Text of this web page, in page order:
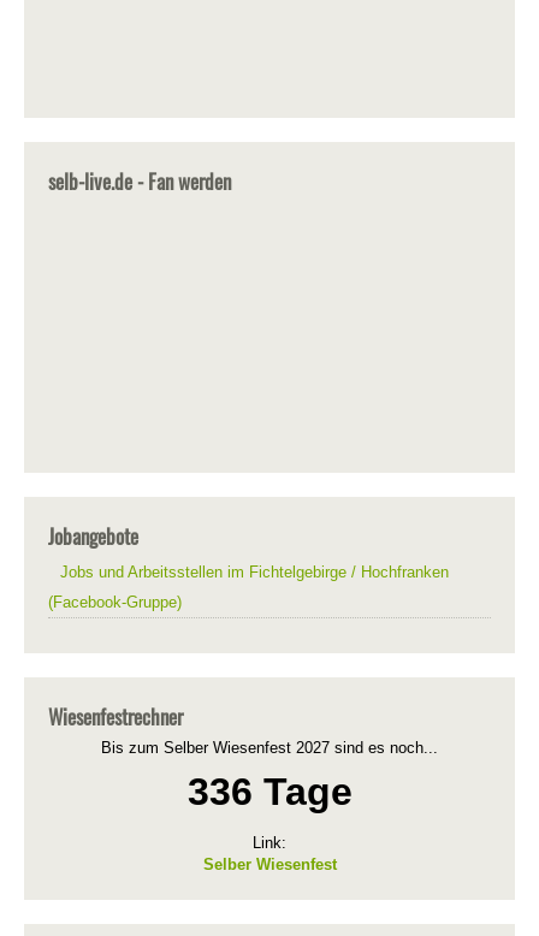
selb-live.de - Fan werden
Jobangebote
Jobs und Arbeitsstellen im Fichtelgebirge / Hochfranken
(Facebook-Gruppe)
Wiesenfestrechner
Bis zum Selber Wiesenfest 2027 sind es noch...
336 Tage
Link:
Selber Wiesenfest